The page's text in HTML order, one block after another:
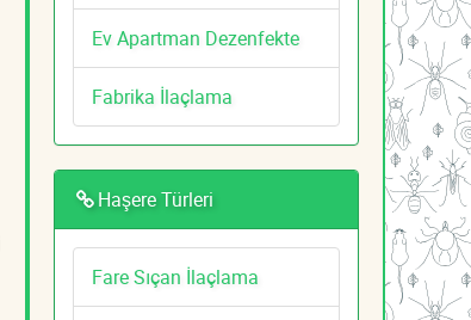
Ev Apartman Dezenfekte
Fabrika İlaçlama
Haşere Türleri
Fare Sıçan İlaçlama